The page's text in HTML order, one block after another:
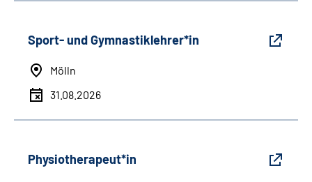
Sport- und Gymnastiklehrer*in
Mölln
31.08.2026
Physiotherapeut*in